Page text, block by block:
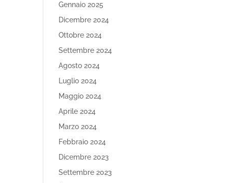
Gennaio 2025
Dicembre 2024
Ottobre 2024
Settembre 2024
Agosto 2024
Luglio 2024
Maggio 2024
Aprile 2024
Marzo 2024
Febbraio 2024
Dicembre 2023
Settembre 2023